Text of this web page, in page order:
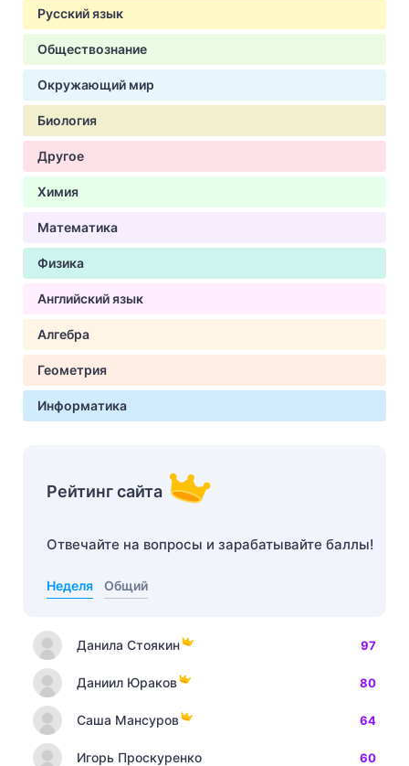
Русский язык
Обществознание
Окружающий мир
Биология
Другое
Химия
Математика
Физика
Английский язык
Алгебра
Геометрия
Информатика
Рейтинг сайта
Отвечайте на вопросы и зарабатывайте баллы!
Неделя Общий
Данила Стоякин 97
Даниил Юраков 80
Саша Мансуров 64
Игорь Проскуренко 60